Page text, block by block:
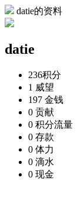
datie的资料
datie
236积分
1 威望
197 金钱
0 贡献
0 积分流量
0 存款
0 体力
0 滴水
0 现金